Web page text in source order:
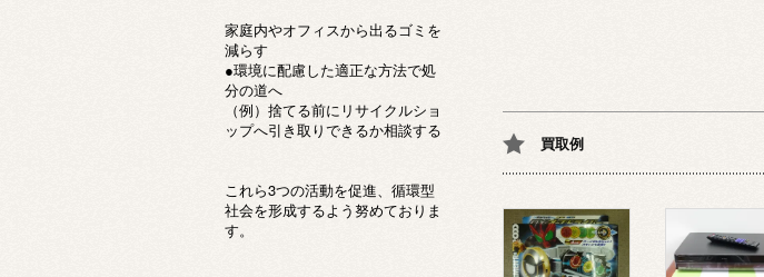
買取例
家庭内やオフィスから出るゴミを
減らす
●環境に配慮した適正な方法で処
分の道へ
（例）捨てる前にリサイクルショ
ップへ引き取りできるか相談する
これら3つの活動を促進、循環型
社会を形成するよう努めておりま
す。